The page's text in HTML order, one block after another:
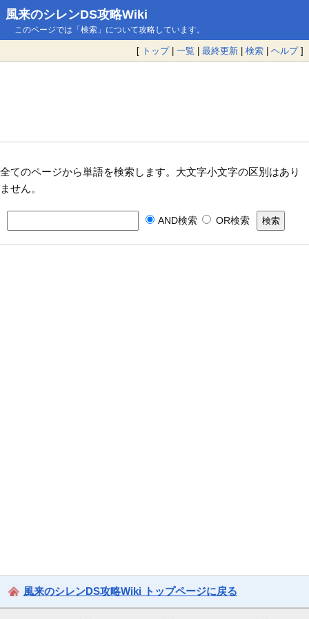
風来のシレンDS攻略Wiki
このページでは「検索」について攻略しています。
[ トップ| 一覧 | 最終更新 | 検索 | ヘルプ]
全てのページから単語を検索します。大文字小文字の区別はあり
ません。
AND検索 OR検索
風来のシレンDS攻略Wiki トップページに戻る